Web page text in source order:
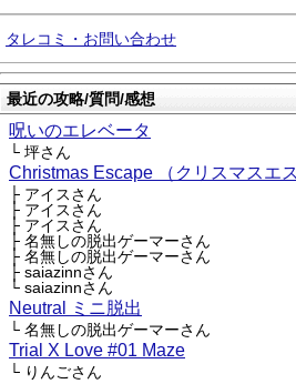
タレコミ・お問い合わせ
最近の攻略/質問/感想
呪いのエレベータ
└ 坪さん
Christmas Escape （クリスマスエ
├ アイスさん
├ アイスさん
├ アイスさん
├ 名無しの脱出ゲーマーさん
├ 名無しの脱出ゲーマーさん
├ saiazinnさん
└ saiazinnさん
Neutral ミニ脱出
└ 名無しの脱出ゲーマーさん
Trial X Love #01 Maze
└ りんごさん